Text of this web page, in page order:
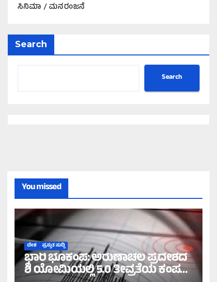
ಸಿನಿಮಾ / ಮನರಂಜನೆ
Search
Search
You missed
ದೇಶ ಪ್ರಸ್ತುತ ಸುದ್ದಿ
ಭಾರಿ ಭೂಕಂಪ: ಅರುಣಾಚಲ ಪ್ರದೇಶದ
ಶಿ ಯೋಮಿಯಲ್ಲಿ 5.0 ತೀವ್ರತೆಯ ಕಂಪನ